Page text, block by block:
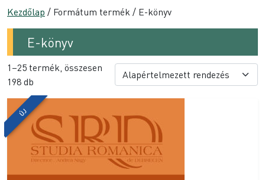
Kezdőlap / Formátum termék / E-könyv
E-könyv
1–25 termék, összesen
198 db
ÚJ